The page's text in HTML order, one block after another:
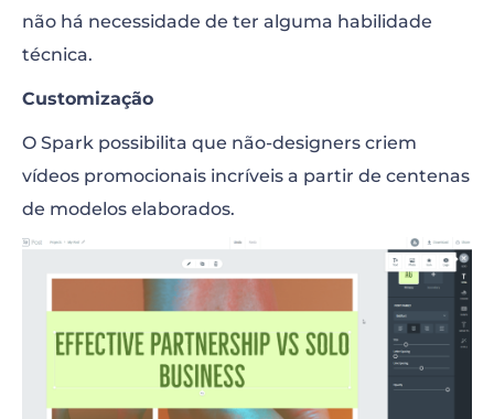
não há necessidade de ter alguma habilidade
técnica.
Customização
O Spark possibilita que não-designers criem
vídeos promocionais incríveis a partir de centenas
de modelos elaborados.